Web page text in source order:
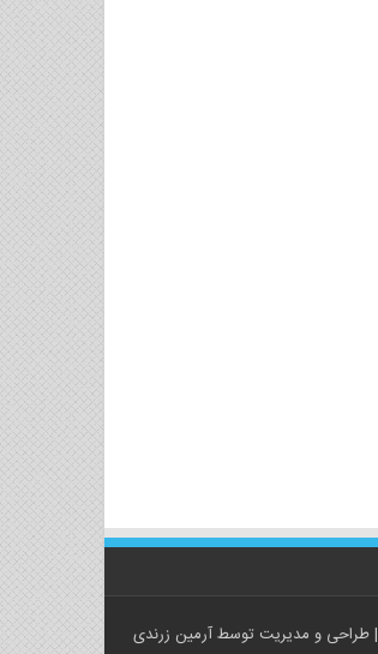
| طراحی و مدیریت توسطآرمین زرندی